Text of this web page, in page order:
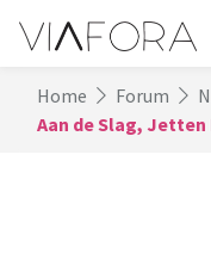
Home Forum
Aan de Slag, Jetten